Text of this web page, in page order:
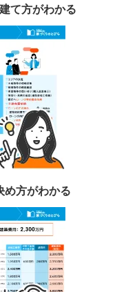
て方がわかる
方がわかる